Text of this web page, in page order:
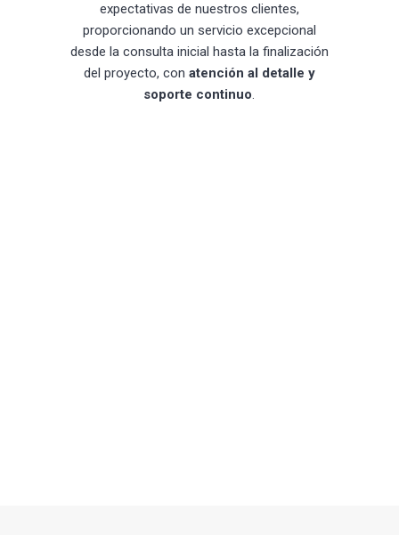
expectativas de nuestros clientes,
proporcionando un servicio excepcional
desde la consulta inicial hasta la finalización
del proyecto, con atención al detalle y
soporte continuo.